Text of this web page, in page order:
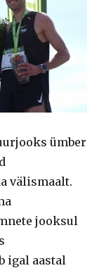
ümber
välismaalt.
jooksul
igal aastal